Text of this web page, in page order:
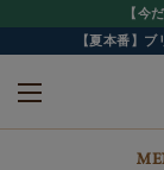
【今
【夏本番】